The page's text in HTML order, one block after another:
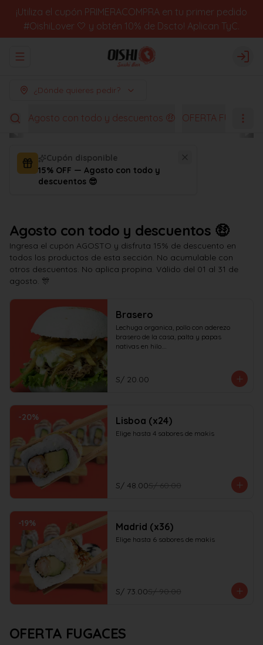
¡Utiliza el cupón PRIMERACOMPRA en tu primer pedido
#OishiLover 🤍 y obtén 10% de Dscto! Aplican TyC.
Abrir menu de navegación Login
¿Dónde quieres pedir?
Agosto con todo y descuentos 🤑 OFERTA FUGACES
Cupón disponible
15% OFF — Agosto con todo y
descuentos 😎
Agosto con todo y descuentos 🤑
Ingresa el cupón AGOSTO y disfruta 15% de descuento en
todos los productos de esta sección. No acumulable con
otros descuentos. No aplica propina. Válido del 01 al 31 de
agosto. 🎊
Brasero
Lechuga organica, pollo con aderezo
brasero de la casa, palta y papas
nativas en hilo.
S/ 20.00
-20% Lisboa (x24)
Elige hasta 4 sabores de makis
S/ 48.00S/ 60.00
-19% Madrid (x36)
Elige hasta 6 sabores de makis
S/ 73.00S/ 90.00
OFERTA FUGACES